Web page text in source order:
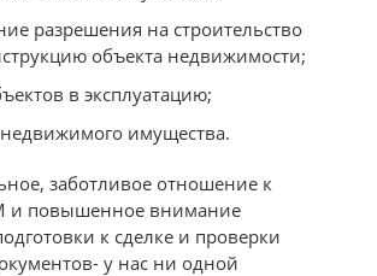
разрешения на строительство
объекта недвижимости;
в эксплуатацию;
имущества.
заботливое отношение к
и повышенное внимание
к сделке и проверки
у нас ни одной